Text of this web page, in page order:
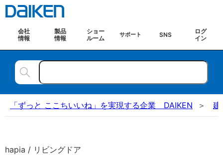
会社
情報
製品
情報
ショー
ルーム
サポート SNS
ログ
イン
「ずっと ここちいいね」を実現する企業 DAIKEN 建
hapia / リビングドア